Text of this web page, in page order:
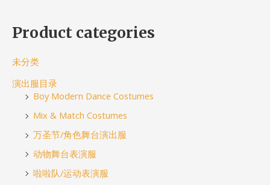
Product categories
未分类
演出服目录
Boy Modern Dance Costumes
Mix & Match Costumes
万圣节/角色舞台演出服
动物舞台表演服
啦啦队/运动表演服